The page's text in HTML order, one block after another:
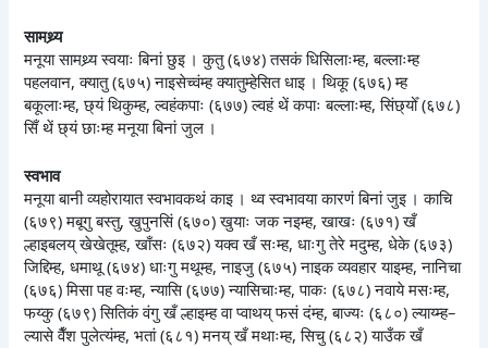
सामथ्र्य
मनूया सामथ्र्य स्वयाः बिनां छुइ । कुतु (६७४) तसकं धिसिलाःम्ह, बल्लाःम्ह
पहलवान, क्यातु (६७५) नाइसेच्वंम्ह क्यातुम्हेसित धाइ । थिकू (६७६) म्ह
बकूलाःम्ह, छ्यं थिकुम्ह, ल्वहंकपाः (६७७) ल्वहं थें कपाः बल्लाःम्ह, सिंछ्योँ (६७८)
सिँ थें छ्यं छाःम्ह मनूया बिनां जुल ।
स्वभाव
मनूया बानी व्यहोरायात स्वभावकथं काइ । थ्व स्वभावया कारणं बिनां जुइ । काचि
(६७९) मबूगु बस्तु, खुपुनसिं (६७०) खुयाः जक नइम्ह, खाखः (६७१) खँ
ल्हाइबलय् खेखेतूम्ह, खाँसः (६७२) यक्व खँ सःम्ह, धाःगु तेरे मदुम्ह, धेके (६७३)
जिद्दिम्ह, धमाथू (६७४) धाःगु मथूम्ह, नाइजु (६७५) नाइक व्यवहार याइम्ह, नानिचा
(६७६) मिसा पह वःम्ह, न्यासि (६७७) न्यासिचाःम्ह, पाकः (६७८) नवाये मसःम्ह,
फय्कु (६७९) सितिकं वंगु खँ ल्हाइम्ह वा प्वाथय् फसं दंम्ह, बाज्यः (६८०) ल्याय्म्ह–
ल्यासे वैँश पुलेत्यंम्ह, भतां (६८१) मनय् खँ मथाःम्ह, सिचु (६८२) याउँक खँ